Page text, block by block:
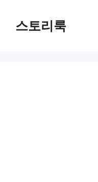
content스토리룩